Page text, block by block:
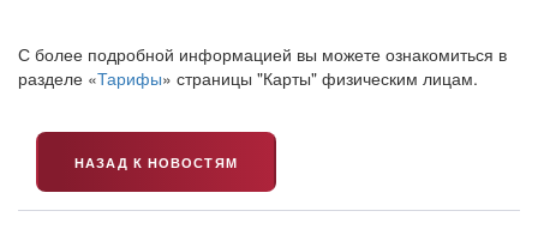
С более подробной информацией вы можете ознакомиться в
разделе «Тарифы» страницы "Карты" физическим лицам.
НАЗАД К НОВОСТЯМ